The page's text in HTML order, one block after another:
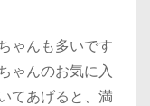
ゃんも多いです
ゃんのお気に入
てあげると、満